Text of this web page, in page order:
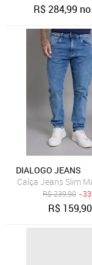
R$284,99
DIALOGO JEANS
Calça Jeans Slim
R$239,90 -
R$ 159,90